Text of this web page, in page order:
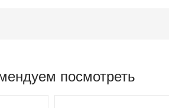
посмотреть